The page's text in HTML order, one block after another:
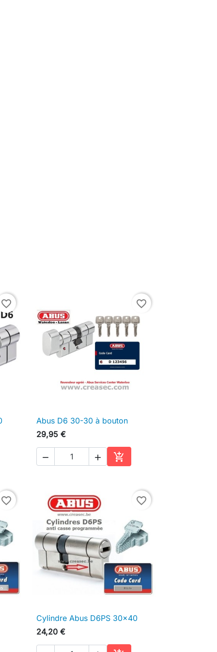
favorite_border
au panier
favorite_border
 Aperçu rapide
Abus D6 30-30 à bouton
29,95 €
  
Ajouter au panier
favorite_border favorite_border
 Aperçu rapide
Cylindre Abus D6PS 30x40
24,20 €